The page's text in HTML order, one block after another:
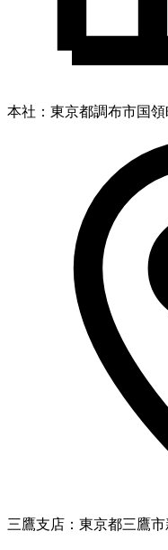
本社：東京都調布市国領
三鷹支店：東京都三鷹市